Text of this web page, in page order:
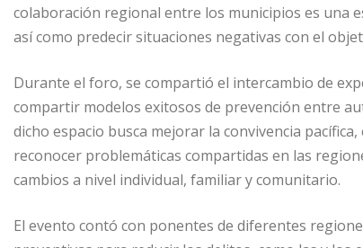
colaboración regional entre los municipios es una
así como predecir situaciones negativas con el
Durante el foro, se compartió el intercambio de
compartir modelos exitosos de prevención entre
dicho espacio busca mejorar la convivencia
reconocer problemáticas compartidas en las
cambios a nivel individual, familiar y comunitario.
El evento contó con ponentes de diferentes